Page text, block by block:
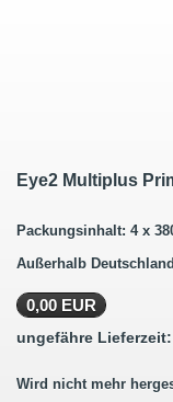
Packungsinhalt: 4 x
Außerhalb
0,00 EUR
ungefähre Lieferzeit:
Wird nicht mehr